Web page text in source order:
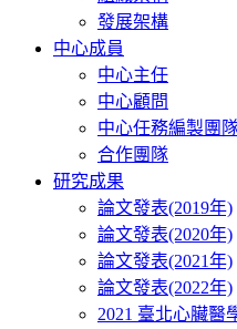
發展架構
中心成員
中心主任
中心顧問
中心任務編製團
合作團隊
研究成果
論文發表(2019年)
論文發表(2020年)
論文發表(2021年)
論文發表(2022年)
2021 臺北心臟醫